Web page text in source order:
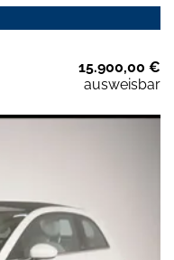
15.900,00 €
ausweisbar